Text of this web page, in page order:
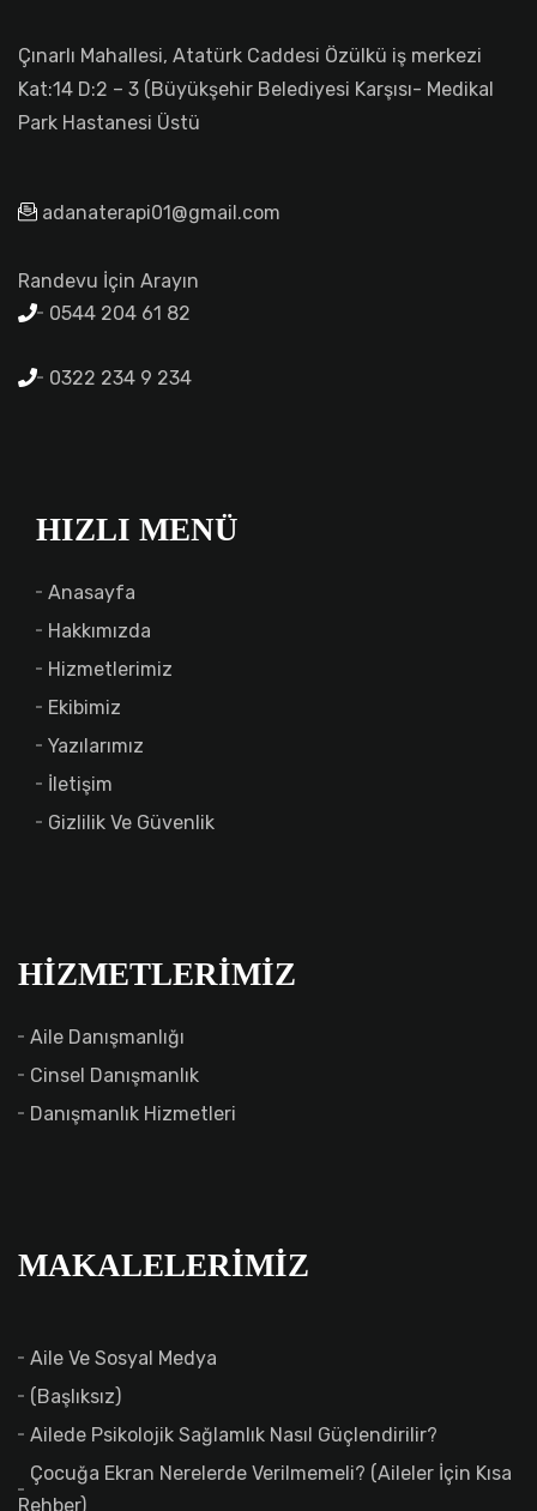
Çınarlı Mahallesi, Atatürk Caddesi Özülkü iş merkezi
Kat:14 D:2 – 3 (Büyükşehir Belediyesi Karşısı- Medikal
Park Hastanesi Üstü
adanaterapi01@gmail.com
Randevu İçin Arayın
0544 204 61 82
0322 234 9 234
HIZLI MENÜ
Anasayfa
Hakkımızda
Hizmetlerimiz
Ekibimiz
Yazılarımız
İletişim
Gizlilik Ve Güvenlik
HIZMETLERIMIZ
Aile Danışmanlığı
Cinsel Danışmanlık
Danışmanlık Hizmetleri
MAKALELERIMIZ
Aile Ve Sosyal Medya
(başlıksız)
Ailede Psikolojik Sağlamlık Nasıl Güçlendirilir?
Çocuğa Ekran Nerelerde Verilmemeli? (Aileler İçin Kısa
Rehber)